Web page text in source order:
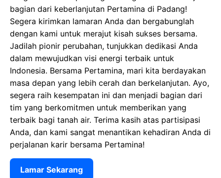
bagian dari keberlanjutan Pertamina di Padang!
Segera kirimkan lamaran Anda dan bergabunglah
dengan kami untuk merajut kisah sukses bersama.
Jadilah pionir perubahan, tunjukkan dedikasi Anda
dalam mewujudkan visi energi terbaik untuk
Indonesia. Bersama Pertamina, mari kita berdayakan
masa depan yang lebih cerah dan berkelanjutan. Ayo,
segera raih kesempatan ini dan menjadi bagian dari
tim yang berkomitmen untuk memberikan yang
terbaik bagi tanah air. Terima kasih atas partisipasi
Anda, dan kami sangat menantikan kehadiran Anda di
perjalanan karir bersama Pertamina!
Lamar Sekarang